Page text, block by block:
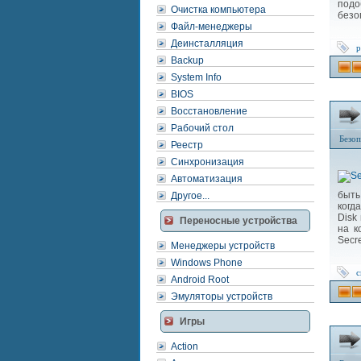
Очистка компьютера
Файл-менеджеры
Деинсталляция
Backup
System Info
BIOS
Восстановление
Рабочий стол
Реестр
Синхронизация
Автоматизация
Другое...
Переносные устройства
Менеджеры устройств
Windows Phone
Android Root
Эмуляторы устройств
Игры
Action
Disk
на